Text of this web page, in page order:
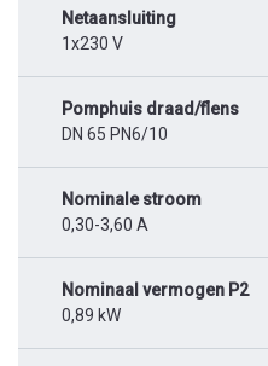
Netaansluiting
1x230 V
Pomphuis draad/flens
DN 65 PN6/10
Nominale stroom
0,30-3,60 A
Nominaal vermogen P2
0,89 kW